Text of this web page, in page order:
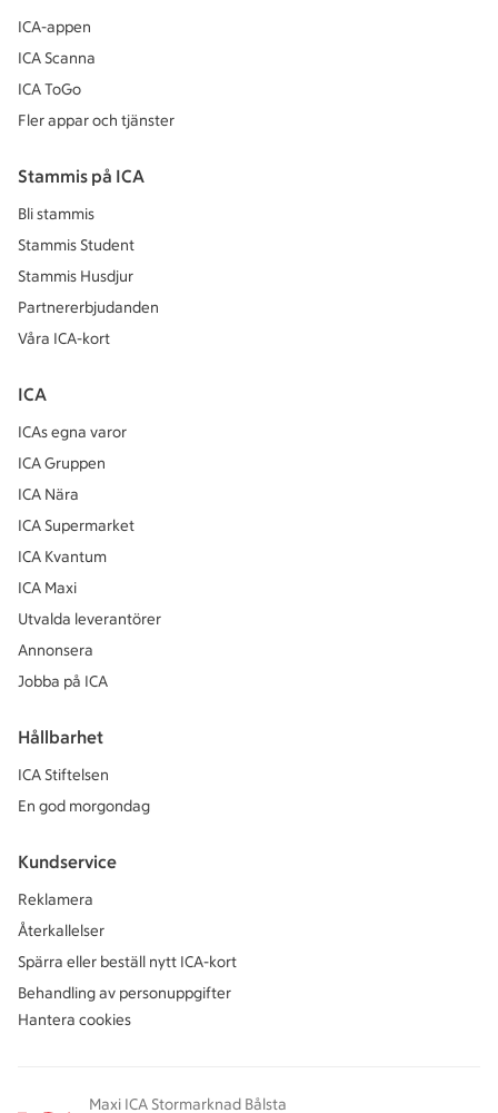
ICA-appen
ICA Scanna
ICA ToGo
Fler appar och tjänster
Stammis på ICA
Bli stammis
Stammis Student
Stammis Husdjur
Partnererbjudanden
Våra ICA-kort
ICA
ICAs egna varor
ICA Gruppen
ICA Nära
ICA Supermarket
ICA Kvantum
ICA Maxi
Utvalda leverantörer
Annonsera
Jobba på ICA
Hållbarhet
ICA Stiftelsen
En god morgondag
Kundservice
Reklamera
Återkallelser
Spärra eller beställ nytt ICA-kort
Behandling av personuppgifter
Hantera cookies
Maxi ICA Stormarknad Bålsta